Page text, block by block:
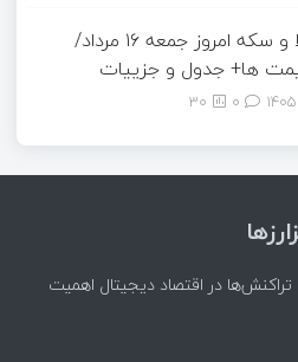
قیمت طلا و سکه امروز جمعه ۱۶ مرداد/
ها+ جدول و جزییات
30
در اقتصاد دیجیتال اهمیت